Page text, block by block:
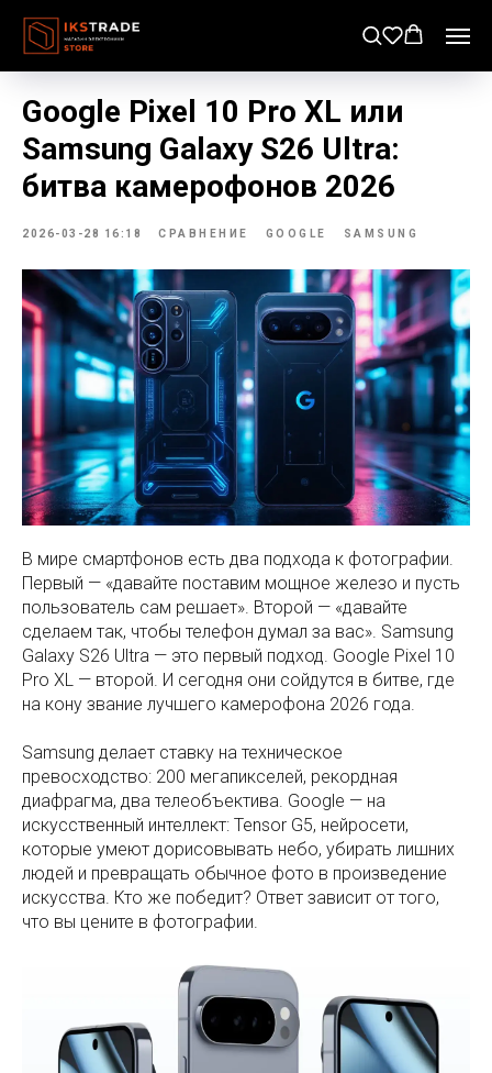
Google Pixel 10 Pro XL или
Samsung Galaxy S26 Ultra:
битва камерофонов 2026
2026-03-28 16:18 СРАВНЕНИЕ GOOGLE SAMSUNG
В мире смартфонов есть два подхода к фотографии.
Первый — «давайте поставим мощное железо и пусть
пользователь сам решает». Второй — «давайте
сделаем так, чтобы телефон думал за вас». Samsung
Galaxy S26 Ultra — это первый подход. Google Pixel 10
Pro XL — второй. И сегодня они сойдутся в битве, где
на кону звание лучшего камерофона 2026 года.
Samsung делает ставку на техническое
превосходство: 200 мегапикселей, рекордная
диафрагма, два телеобъектива. Google — на
искусственный интеллект: Tensor G5, нейросети,
которые умеют дорисовывать небо, убирать лишних
людей и превращать обычное фото в произведение
искусства. Кто же победит? Ответ зависит от того,
что вы цените в фотографии.